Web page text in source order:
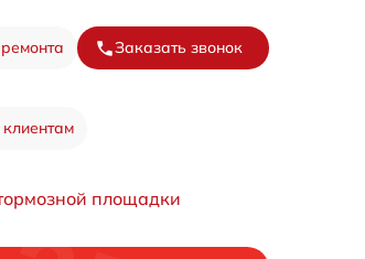
Заказать звонок
площадки